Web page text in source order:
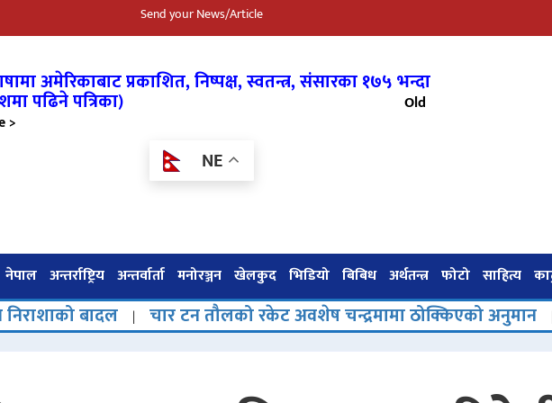
Send your News/Article
अमेरिकाबाट प्रकाशित, निष्पक्ष, स्वतन्त्र,संसारका १७५ भन्दा
पढिने पत्रिका)
Old
>
NE
नेपाल अन्तर्राष्ट्रिय अन्तर्वार्ता मनोरञ्जन खेलकुद भिडियो बिबिध अर्थतन्त्र फोटो साहित्य
बादल | चार टन तौलको रकेट अवशेष चन्द्रमामा ठोक्किएको अनुमान | आधा